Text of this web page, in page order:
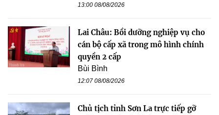
13:00 08/08/2026
Lai Châu: Bồi dưỡng nghiệp vụ cho
cán bộ cấp xã trong mô hình chính
quyền 2 cấp
Bùi Bình
12:07 08/08/2026
Chủ tịch tỉnh Sơn La trực tiếp gỡ